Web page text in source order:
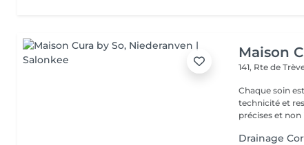
Maison
141, Rte de
Chaque soin
technicité et ressenti se
précises et non
Drainage